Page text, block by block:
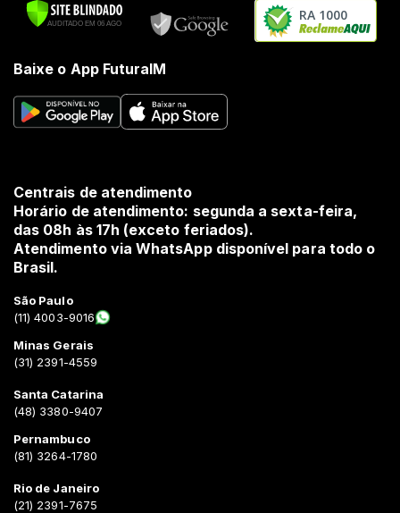
RA 1000
Baixe o App FuturaIM
Centrais de atendimento
Horário de atendimento: segunda a sexta-feira,
das 08h às 17h (exceto feriados).
Atendimento via WhatsApp disponível para todo o
Brasil.
São Paulo
(11) 4003-9016
Minas Gerais
(31) 2391-4559
Santa Catarina
(48) 3380-9407
Pernambuco
(81) 3264-1780
Rio de Janeiro
(21) 2391-7675